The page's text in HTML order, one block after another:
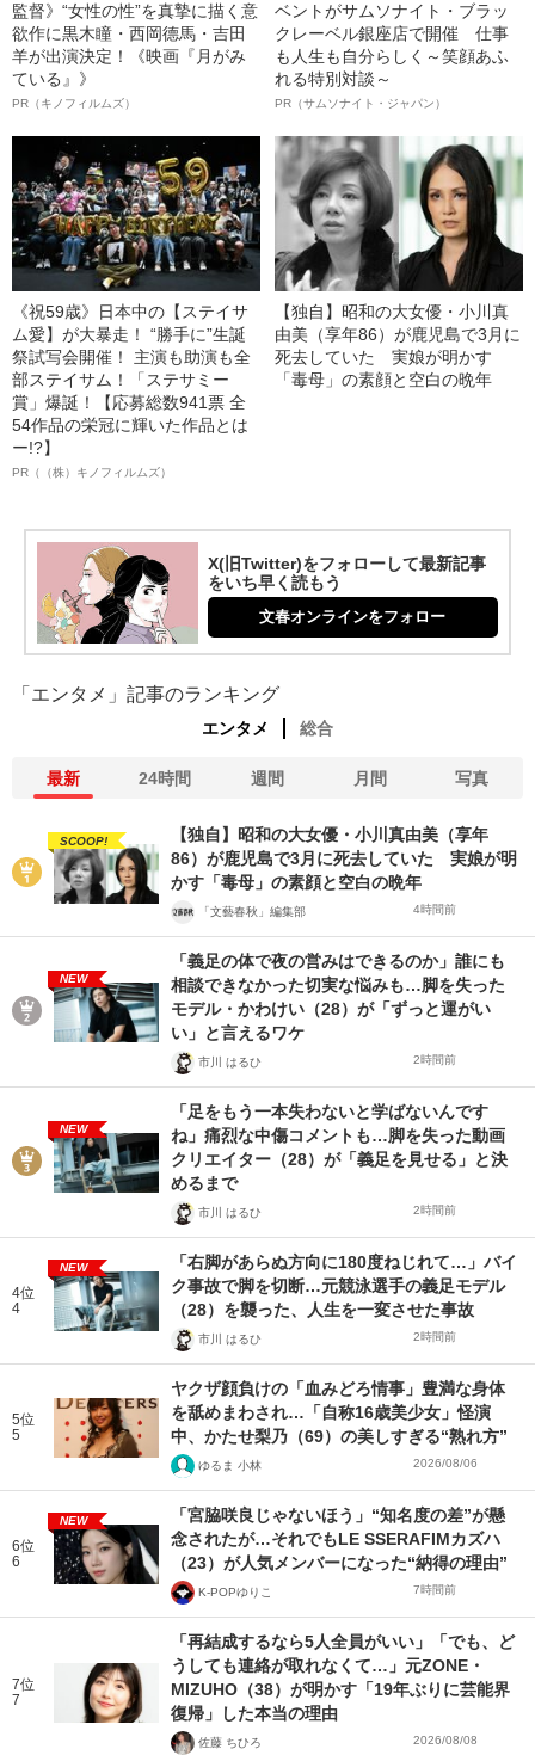
監督》“女性の性”を真摯に描く意
欲作に黒木瞳・西岡德馬・吉田
羊が出演決定！《映画『月がみ
ている』》
PR（キノフィルムズ）
ベントがサムソナイト・ブラッ
クレーベル銀座店で開催 仕事
も人生も自分らしく～笑顔あふ
れる特別対談～
PR（サムソナイト・ジャパン）
《祝59歳》日本中の【ステイサ
ム愛】が大暴走！ “勝手に”生誕
祭試写会開催！ 主演も助演も全
部ステイサム！「ステサミー
賞」爆誕！【応募総数941票 全
54作品の栄冠に輝いた作品とは
ー!?】
PR（（株）キノフィルムズ）
【独自】昭和の大女優・小川真
由美（享年86）が鹿児島で3月に
死去していた 実娘が明かす
「毒母」の素顔と空白の晩年
X(旧Twitter)をフォローして最新記事
をいち早く読もう
文春オンラインをフォロー
「エンタメ」記事のランキング
エンタメ 総合
最新 24時間 週間 月間 写真
SCOOP!
【独自】昭和の大女優・小川真由美（享年
86）が鹿児島で3月に死去していた 実娘が明
かす「毒母」の素顔と空白の晩年
「文藝春秋」編集部 4時間前
NEW
「義足の体で夜の営みはできるのか」誰にも
相談できなかった切実な悩みも…脚を失った
モデル・かわけい（28）が「ずっと運がい
い」と言えるワケ
市川 はるひ 2時間前
NEW
「足をもう一本失わないと学ばないんです
ね」痛烈な中傷コメントも…脚を失った動画
クリエイター（28）が「義足を見せる」と決
めるまで
市川 はるひ 2時間前
4位
4
NEW
「右脚があらぬ方向に180度ねじれて…」バイ
ク事故で脚を切断…元競泳選手の義足モデル
（28）を襲った、人生を一変させた事故
市川 はるひ 2時間前
5位
5
ヤクザ顔負けの「血みどろ情事」豊満な身体
を舐めまわされ…「自称16歳美少女」怪演
中、かたせ梨乃（69）の美しすぎる“熟れ方”
ゆるま 小林 2026/08/06
6位
6
NEW
「宮脇咲良じゃないほう」“知名度の差”が懸
念されたが…それでもLE SSERAFIMカズハ
（23）が人気メンバーになった“納得の理由”
K-POPゆりこ 7時間前
7位
7
「再結成するなら5人全員がいい」「でも、ど
うしても連絡が取れなくて…」元ZONE・
MIZUHO（38）が明かす「19年ぶりに芸能界
復帰」した本当の理由
佐藤 ちひろ 2026/08/08